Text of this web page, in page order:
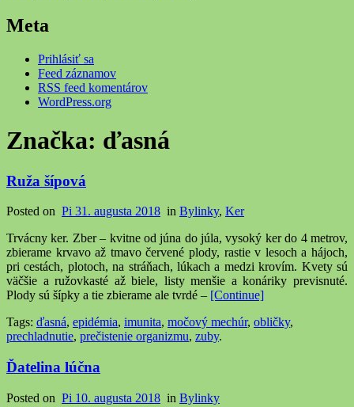
Meta
Prihlásiť sa
Feed záznamov
RSS feed komentárov
WordPress.org
Značka: ďasná
Ruža šípová
Posted on Pi 31. augusta 2018 in Bylinky, Ker
Trvácny ker. Zber – kvitne od júna do júla, vysoký ker do 4 metrov,
zbierame krvavo až tmavo červené plody, rastie v lesoch a hájoch,
pri cestách, plotoch, na stráňach, lúkach a medzi krovím. Kvety sú
väčšie a ružovkasté až biele, listy menšie a konáriky previsnuté.
Plody sú šípky a tie zbierame ale tvrdé – [Continue]
Tags: ďasná, epidémia, imunita, močový mechúr, obličky,
prechladnutie, prečistenie organizmu, zuby.
Ďatelina lúčna
Posted on Pi 10. augusta 2018 in Bylinky